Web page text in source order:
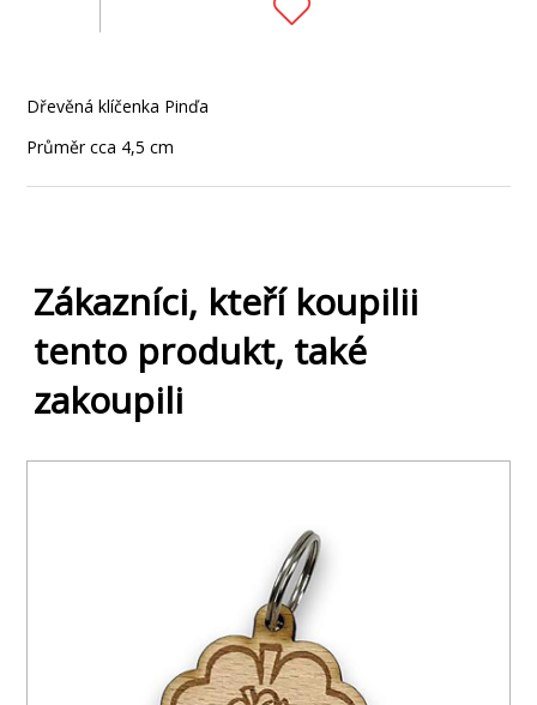
Dřevěná klíčenka Pinďa
Průměr cca 4,5 cm
Zákazníci, kteří koupilii
tento produkt, také
zakoupili